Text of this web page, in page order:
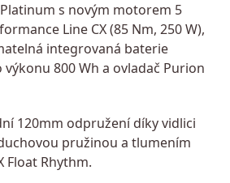
s novým motorem 5
Line CX (85 Nm, 250 W),
integrovaná baterie
výkonu 800 Wh a ovladač Purion
120mm odpružení díky vidlici
pružinou a tlumením
Float Rhythm.